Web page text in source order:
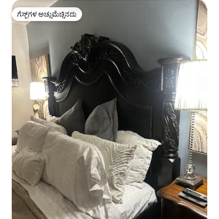
ಗೆಸ್ಟ್‌ಗಳ ಅಚ್ಚುಮೆಚ್ಚಿನದು
ಗೆಸ್ಟ್‌ಗಳ ಅಚ್ಚುಮೆಚ್ಚಿನದು